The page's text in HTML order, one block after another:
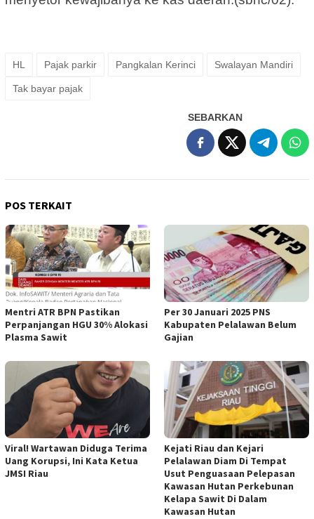
HL Pajak parkir Pangkalan Kerinci Swalayan Mandiri
Tak bayar pajak
SEBARKAN
POS TERKAIT
Mentri ATR BPN Pastikan
Perpanjangan HGU 30% Alokasi
Plasma Sawit
Per 30 Januari 2025 PNS
Kabupaten Pelalawan Belum
Gajian
Viral! Wartawan Diduga Terima
Uang Korupsi, Ini Kata Ketua
JMSI Riau
Kejati Riau dan Kejari
Pelalawan Diam Di Tempat
Usut Penguasaan Pelepasan
Kawasan Hutan Perkebunan
Kelapa Sawit Di Dalam
Kawasan Hutan